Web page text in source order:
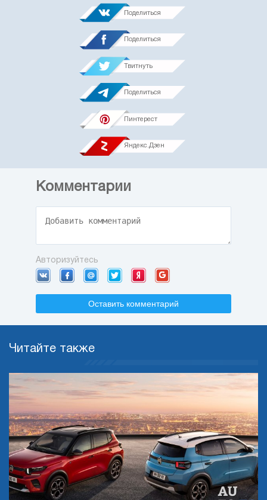
Поделиться
Поделиться
Твитнуть
Поделиться
Пинтерест
Яндекс.Дзен
Комментарии
Авторизуйтесь
Оставить комментарий
Читайте также